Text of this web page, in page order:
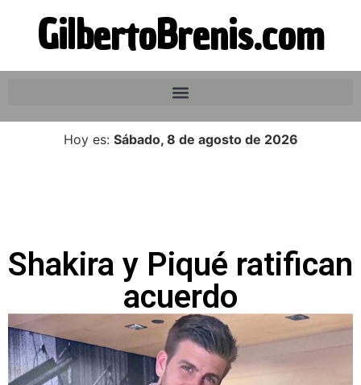
GilbertoBrenis.com
Hoy es: Sábado, 8 de agosto de 2026
Shakira y Piqué ratifican
acuerdo